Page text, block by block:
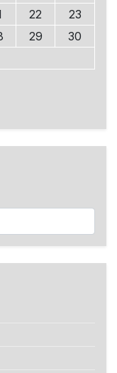
22
23
29
30